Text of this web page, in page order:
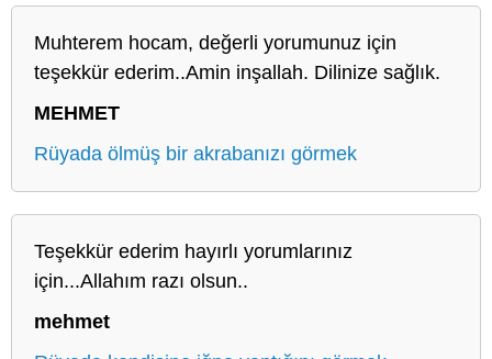
Muhterem hocam, değerli yorumunuz için
teşekkür ederim..Amin inşallah. Dilinize sağlık.
MEHMET
Rüyada ölmüş bir akrabanızı görmek
Teşekkür ederim hayırlı yorumlarınız
için...Allahım razı olsun..
mehmet